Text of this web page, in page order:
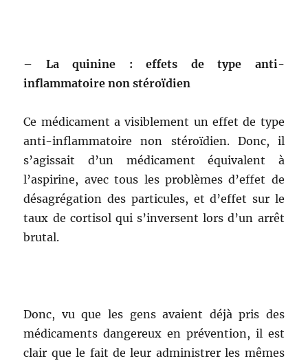
– La quinine : effets de type anti-
inflammatoire non stéroïdien
Ce médicament a visiblement un effet de type
anti-inflammatoire non stéroïdien. Donc, il
s’agissait d’un médicament équivalent à
l’aspirine, avec tous les problèmes d’effet de
désagrégation des particules, et d’effet sur le
taux de cortisol qui s’inversent lors d’un arrêt
brutal.
Donc, vu que les gens avaient déjà pris des
médicaments dangereux en prévention, il est
clair que le fait de leur administrer les mêmes